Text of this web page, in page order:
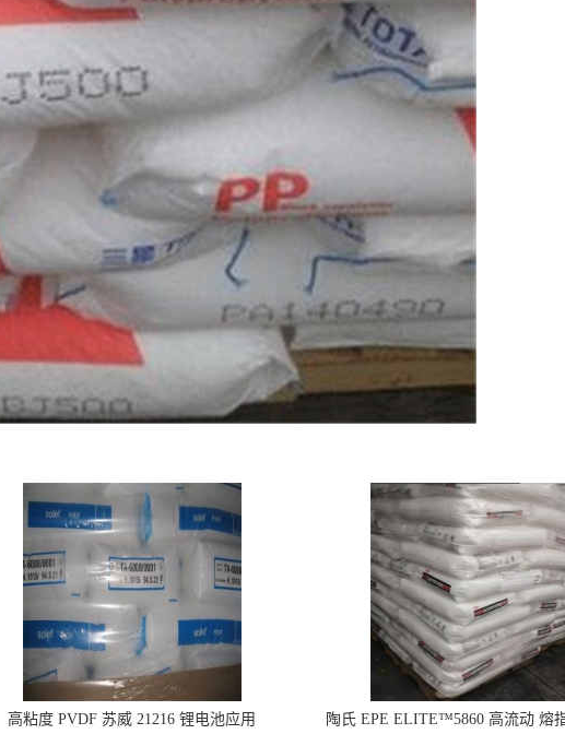
高粘度 PVDF 苏威 21216 锂电池应用
陶氏 EPE ELITE™5860 高流动 熔